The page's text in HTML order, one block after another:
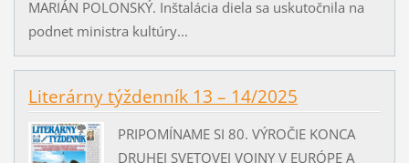
MARIÁN POLONSKÝ. Inštalácia diela sa uskutočnila na
podnet ministra kultúry...
Literárny týždenník 13 – 14/2025
PRIPOMÍNAME SI 80. VÝROČIE KONCA
DRUHEJ SVETOVEJ VOJNY V EURÓPE A